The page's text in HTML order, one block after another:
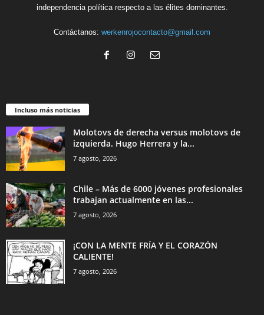
independencia política respecto a las élites dominantes.
Contáctanos: werkenrojocontacto@gmail.com
Incluso más noticias
Molotovs de derecha versus molotovs de
izquierda. Hugo Herrera y la...
7 agosto, 2026
Chile – Más de 6000 jóvenes profesionales
trabajan actualmente en las...
7 agosto, 2026
¡CON LA MENTE FRÍA Y EL CORAZÓN
CALIENTE!
7 agosto, 2026